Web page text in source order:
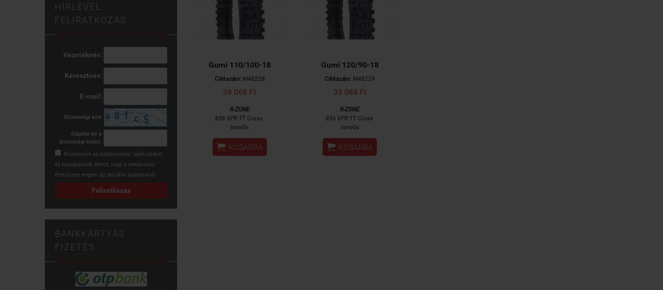
HÍRLEVÉL
FELIRATKOZÁS
Vezetéknév:
Keresztnév:
E-mail:
Biztonsági kód:
Gépelje be a
biztonsági kódot:
Elolvastam az Adatkezelési tájékoztatót
és hozzájárulok ahhoz, hogy a webáruház
értesítsen engem az aktuális ajánlatairól.
Feliratkozás
BANKKÁRTYÁS
FIZETÉS
Gumi 110/100-18
Cikkszám:M48228
39 068 Ft
R-ZONE
856 6PR TT Cross
tömlős
 KOSÁRBA
Gumi 120/90-18
Cikkszám: M48229
39 068 Ft
R-ZONE
856 6PR TT Cross
tömlős
 KOSÁRBA